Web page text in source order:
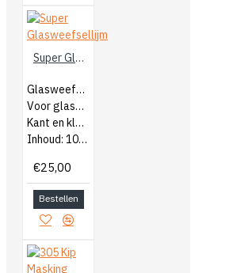
Super Glasweefsellijm
Glasweefsellijm
Voor glasweefsel behang
Kant en klaar!
Inhoud: 10kg
€25,00
Bestellen